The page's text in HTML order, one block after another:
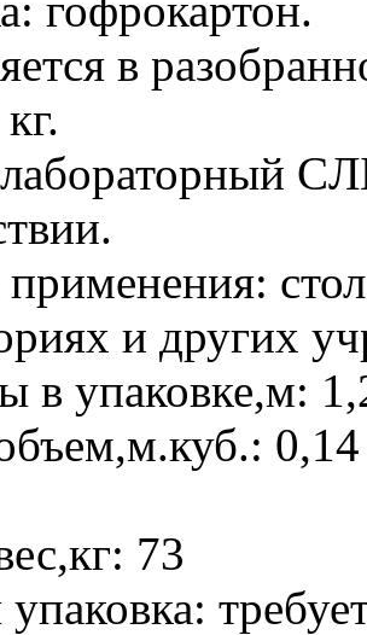
в
и других
в упаковке,м:
0,14
73